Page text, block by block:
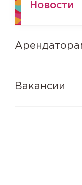
Новости
Вакансии